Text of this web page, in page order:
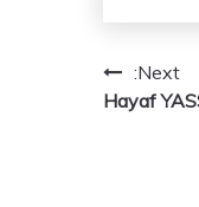
Next:
Hayaf